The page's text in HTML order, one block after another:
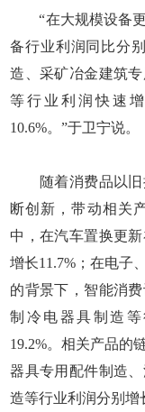
“在大规模设备更
备行业利润同比分
造、采矿冶金建筑
等行业利润快速增
10.6%。”于卫宁说。
随着消费品以旧
断创新，带动相关
中，在汽车置换更
增长11.7%；在电子
的背景下，智能消
制冷电器具制造等
19.2%。相关产品的
器具专用配件制造
造等行业利润分别增